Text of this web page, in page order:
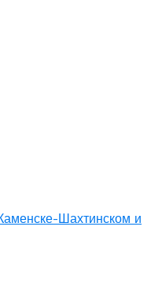
Шахтинском и